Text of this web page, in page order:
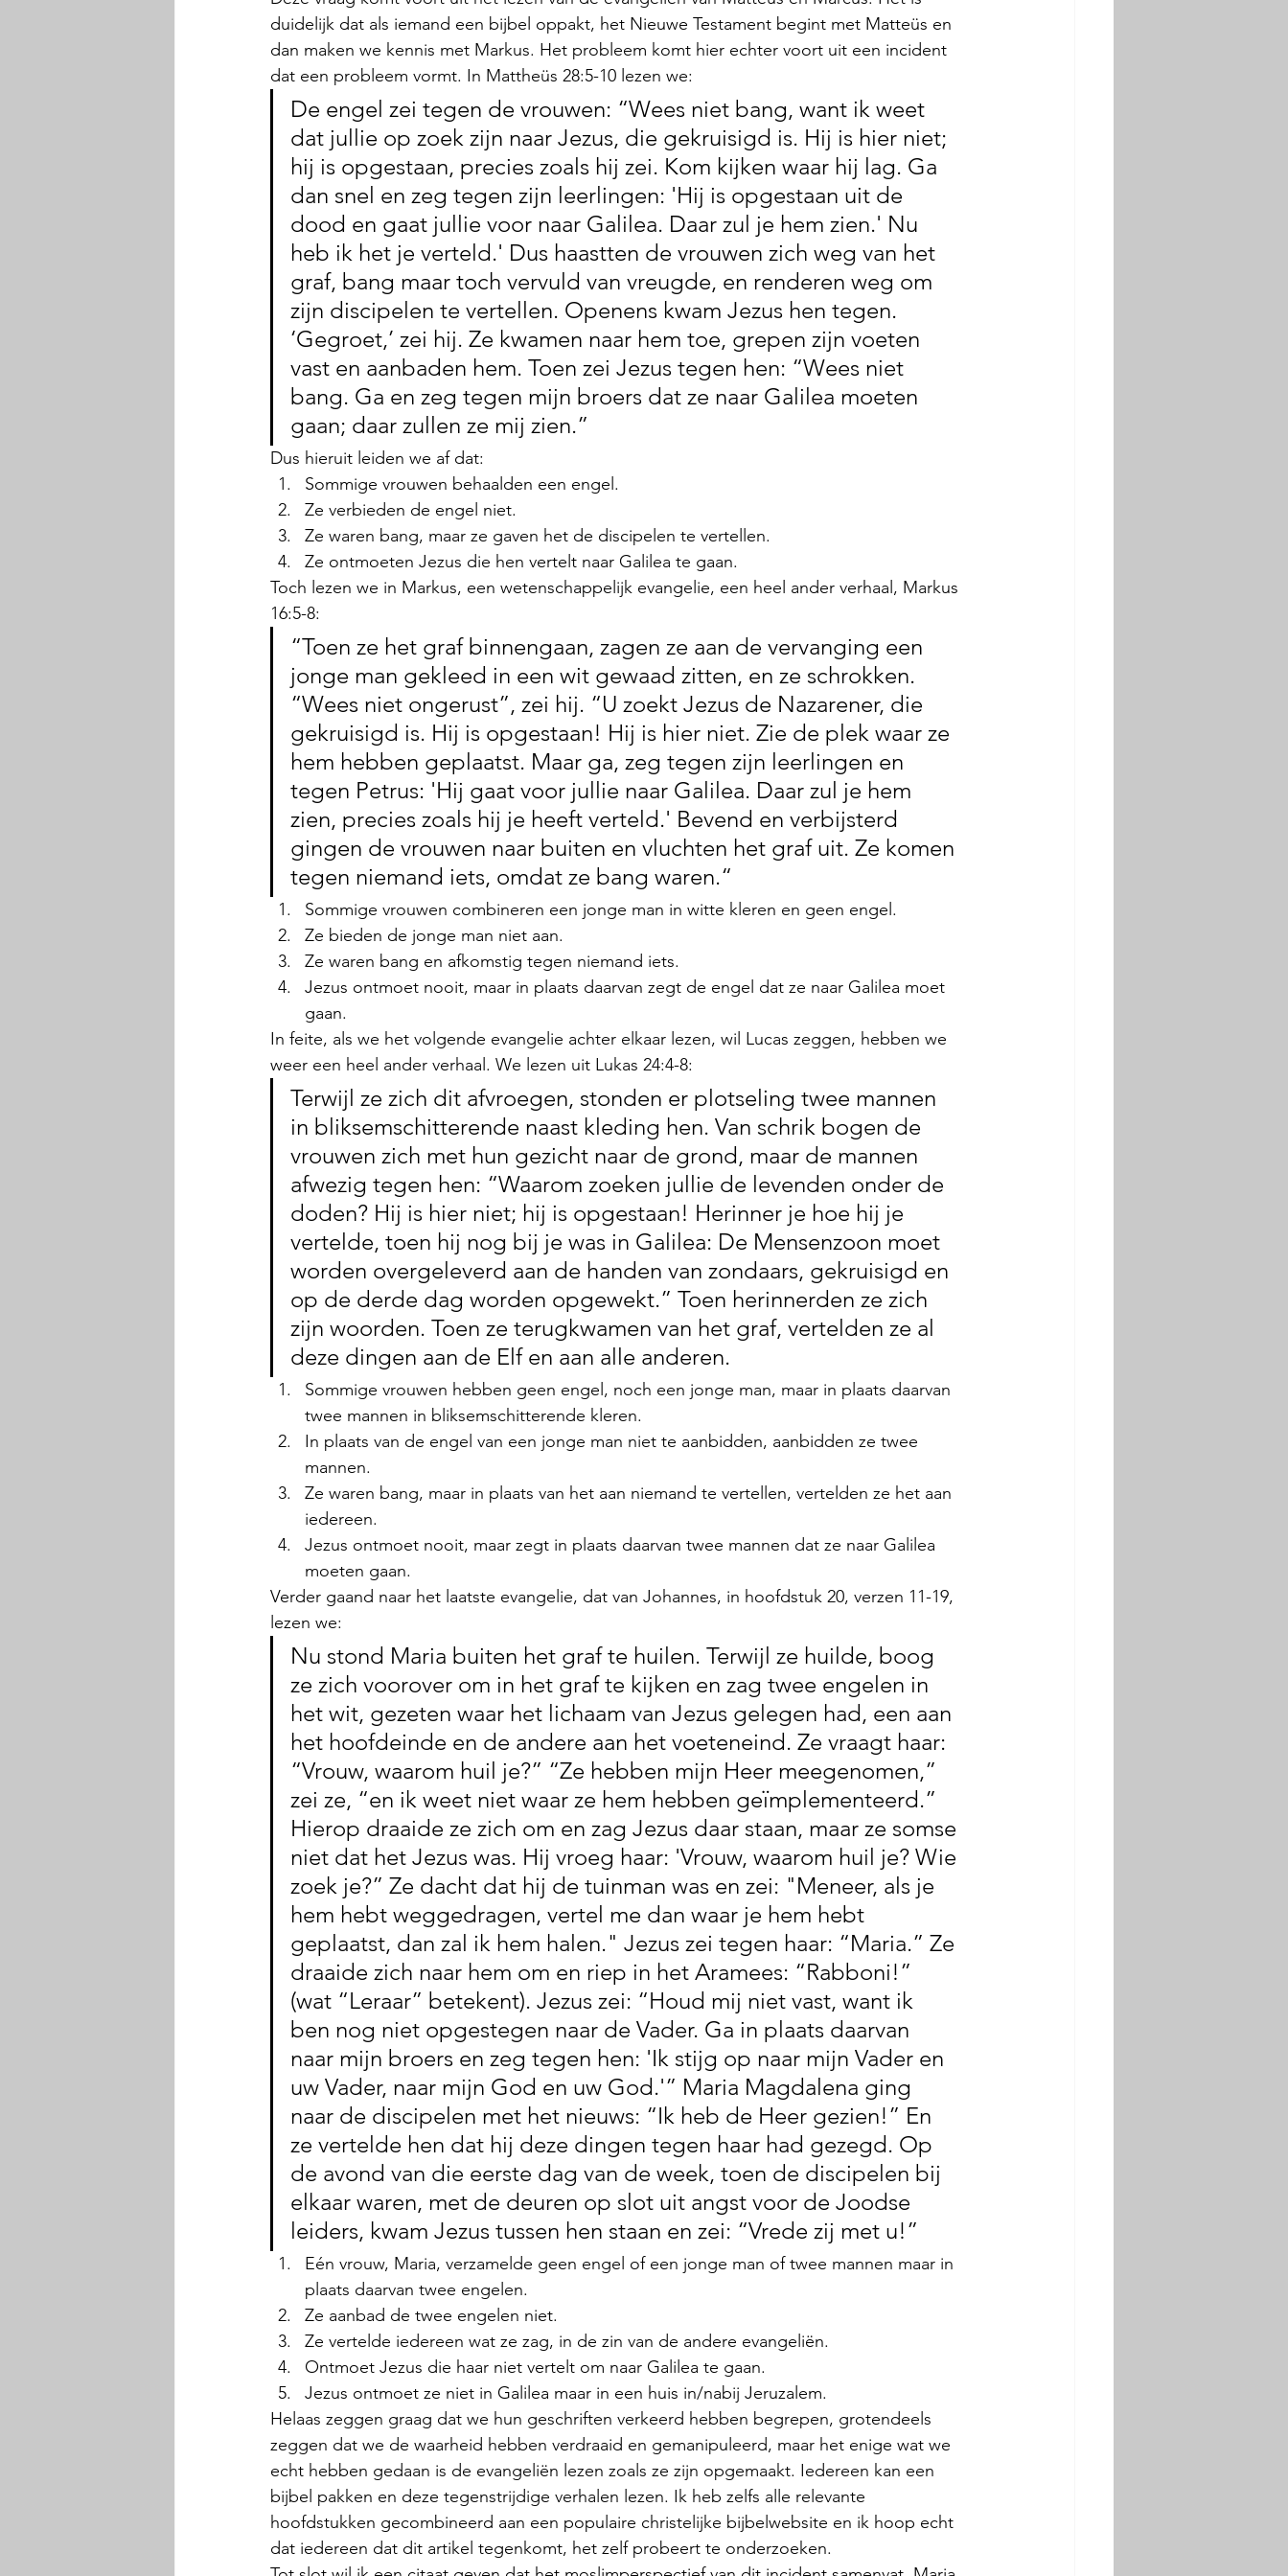
duidelijk dat als iemand een bijbel oppakt, het Nieuwe Testament begint met Matteüs en
dan maken we kennis met Markus. Het probleem komt hier echter voort uit een incident
dat een probleem vormt. In Mattheüs 28:5-10 lezen we:
De engel zei tegen de vrouwen: “Wees niet bang, want ik weet
dat jullie op zoek zijn naar Jezus, die gekruisigd is. Hij is hier niet;
hij is opgestaan, precies zoals hij zei. Kom kijken waar hij lag. Ga
dan snel en zeg tegen zijn leerlingen: 'Hij is opgestaan uit de
dood en gaat jullie voor naar Galilea. Daar zul je hem zien.' Nu
heb ik het je verteld.' Dus haastten de vrouwen zich weg van het
graf, bang maar toch vervuld van vreugde, en renderen weg om
zijn discipelen te vertellen. Openens kwam Jezus hen tegen.
‘Gegroet,’ zei hij. Ze kwamen naar hem toe, grepen zijn voeten
vast en aanbaden hem. Toen zei Jezus tegen hen: “Wees niet
bang. Ga en zeg tegen mijn broers dat ze naar Galilea moeten
gaan; daar zullen ze mij zien.”
Dus hieruit leiden we af dat:
Sommige vrouwen behaalden een engel.
Ze verbieden de engel niet.
Ze waren bang, maar ze gaven het de discipelen te vertellen.
Ze ontmoeten Jezus die hen vertelt naar Galilea te gaan.
Toch lezen we in Markus, een wetenschappelijk evangelie, een heel ander verhaal, Markus
16:5-8:
“Toen ze het graf binnengaan, zagen ze aan de vervanging een
jonge man gekleed in een wit gewaad zitten, en ze schrokken.
“Wees niet ongerust”, zei hij. “U zoekt Jezus de Nazarener, die
gekruisigd is. Hij is opgestaan! Hij is hier niet. Zie de plek waar ze
hem hebben geplaatst. Maar ga, zeg tegen zijn leerlingen en
tegen Petrus: 'Hij gaat voor jullie naar Galilea. Daar zul je hem
zien, precies zoals hij je heeft verteld.' Bevend en verbijsterd
gingen de vrouwen naar buiten en vluchten het graf uit. Ze komen
tegen niemand iets, omdat ze bang waren.“
Sommige vrouwen combineren een jonge man in witte kleren en geen engel.
Ze bieden de jonge man niet aan.
Ze waren bang en afkomstig tegen niemand iets.
Jezus ontmoet nooit, maar in plaats daarvan zegt de engel dat ze naar Galilea moet
gaan.
In feite, als we het volgende evangelie achter elkaar lezen, wil Lucas zeggen, hebben we
weer een heel ander verhaal. We lezen uit Lukas 24:4-8:
Terwijl ze zich dit afvroegen, stonden er plotseling twee mannen
in bliksemschitterende naast kleding hen. Van schrik bogen de
vrouwen zich met hun gezicht naar de grond, maar de mannen
afwezig tegen hen: “Waarom zoeken jullie de levenden onder de
doden? Hij is hier niet; hij is opgestaan! Herinner je hoe hij je
vertelde, toen hij nog bij je was in Galilea: De Mensenzoon moet
worden overgeleverd aan de handen van zondaars, gekruisigd en
op de derde dag worden opgewekt.” Toen herinnerden ze zich
zijn woorden. Toen ze terugkwamen van het graf, vertelden ze al
deze dingen aan de Elf en aan alle anderen.
Sommige vrouwen hebben geen engel, noch een jonge man, maar in plaats daarvan
twee mannen in bliksemschitterende kleren.
In plaats van de engel van een jonge man niet te aanbidden, aanbidden ze twee
mannen.
Ze waren bang, maar in plaats van het aan niemand te vertellen, vertelden ze het aan
iedereen.
Jezus ontmoet nooit, maar zegt in plaats daarvan twee mannen dat ze naar Galilea
moeten gaan.
Verder gaand naar het laatste evangelie, dat van Johannes, in hoofdstuk 20, verzen 11-19,
lezen we:
Nu stond Maria buiten het graf te huilen. Terwijl ze huilde, boog
ze zich voorover om in het graf te kijken en zag twee engelen in
het wit, gezeten waar het lichaam van Jezus gelegen had, een aan
het hoofdeinde en de andere aan het voeteneind. Ze vraagt haar:
“Vrouw, waarom huil je?” “Ze hebben mijn Heer meegenomen,”
zei ze, “en ik weet niet waar ze hem hebben geïmplementeerd.”
Hierop draaide ze zich om en zag Jezus daar staan, maar ze somse
niet dat het Jezus was. Hij vroeg haar: 'Vrouw, waarom huil je? Wie
zoek je?” Ze dacht dat hij de tuinman was en zei: "Meneer, als je
hem hebt weggedragen, vertel me dan waar je hem hebt
geplaatst, dan zal ik hem halen." Jezus zei tegen haar: “Maria.” Ze
draaide zich naar hem om en riep in het Aramees: “Rabboni!”
(wat “Leraar” betekent). Jezus zei: “Houd mij niet vast, want ik
ben nog niet opgestegen naar de Vader. Ga in plaats daarvan
naar mijn broers en zeg tegen hen: 'Ik stijg op naar mijn Vader en
uw Vader, naar mijn God en uw God.'” Maria Magdalena ging
naar de discipelen met het nieuws: “Ik heb de Heer gezien!” En
ze vertelde hen dat hij deze dingen tegen haar had gezegd. Op
de avond van die eerste dag van de week, toen de discipelen bij
elkaar waren, met de deuren op slot uit angst voor de Joodse
leiders, kwam Jezus tussen hen staan en zei: “Vrede zij met u!”
Eén vrouw, Maria, verzamelde geen engel of een jonge man of twee mannen maar in
plaats daarvan twee engelen.
Ze aanbad de twee engelen niet.
Ze vertelde iedereen wat ze zag, in de zin van de andere evangeliën.
Ontmoet Jezus die haar niet vertelt om naar Galilea te gaan.
Jezus ontmoet ze niet in Galilea maar in een huis in/nabij Jeruzalem.
Helaas zeggen graag dat we hun geschriften verkeerd hebben begrepen, grotendeels
zeggen dat we de waarheid hebben verdraaid en gemanipuleerd, maar het enige wat we
echt hebben gedaan is de evangeliën lezen zoals ze zijn opgemaakt. Iedereen kan een
bijbel pakken en deze tegenstrijdige verhalen lezen. Ik heb zelfs alle relevante
hoofdstukken gecombineerd aan een populaire christelijke bijbelwebsite en ik hoop echt
dat iedereen dat dit artikel tegenkomt, het zelf probeert te onderzoeken.